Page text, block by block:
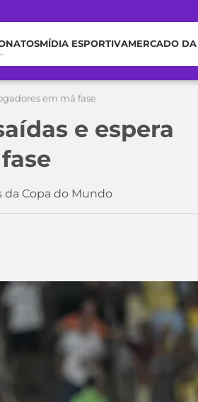
MÍDIA ESPORTIVAMERCADO
em má fase
e espera
Copa do Mundo